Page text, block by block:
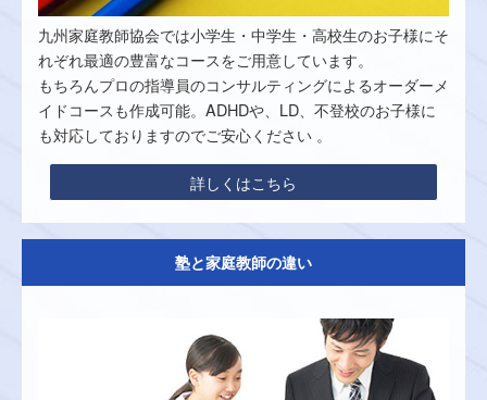
九州家庭教師協会では小学生・中学生・高校生のお子様にそ
れぞれ最適の豊富なコースをご用意しています。
もちろんプロの指導員のコンサルティングによるオーダーメ
イドコースも作成可能。ADHDや、LD、不登校のお子様に
も対応しておりますのでご安心ください 。
詳しくはこちら
塾と家庭教師の違い